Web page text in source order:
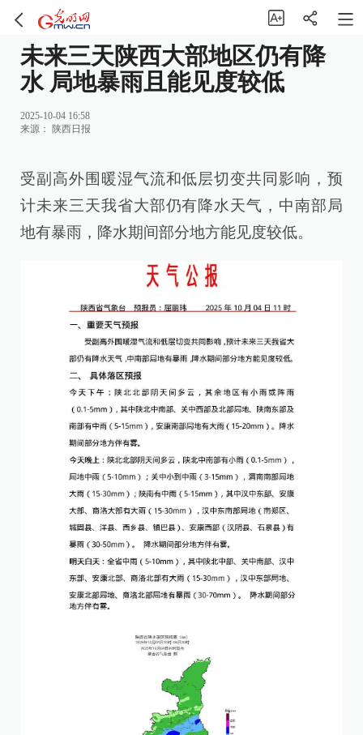
未来三天陕西大部地区仍有降
水 局地暴雨且能见度较低
2025-10-04 16:58
来源： 陕西日报
受副高外围暖湿气流和低层切变共同影响，预
计未来三天我省大部仍有降水天气，中南部局
地有暴雨，降水期间部分地方能见度较低。